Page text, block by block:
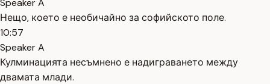
Speaker A
Нещо, което е необичайно за софийското поле.
10:57
Speaker A
Кулминацията несъмнено е надиграването между
двамата млади.